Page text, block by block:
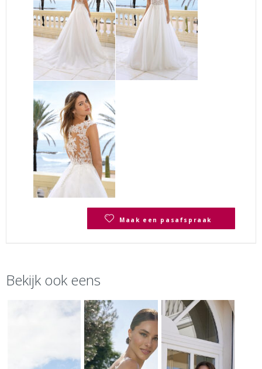
Maak een pasafspraak
Bekijk ook eens